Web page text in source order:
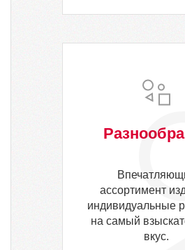
ассортимент
индивидуальные
на самый
вкус.